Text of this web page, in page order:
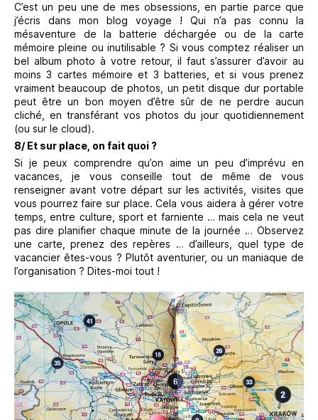
C’est un peu une de mes obsessions, en partie parce que
j’écris dans mon blog voyage ! Qui n’a pas connu la
mésaventure de la batterie déchargée ou de la carte
mémoire pleine ou inutilisable ? Si vous comptez réaliser un
bel album photo à votre retour, il faut s’assurer d’avoir au
moins 3 cartes mémoire et 3 batteries, et si vous prenez
vraiment beaucoup de photos, un petit disque dur portable
peut être un bon moyen d’être sûr de ne perdre aucun
cliché, en transférant vos photos du jour quotidiennement
(ou sur le cloud).
8/ Et sur place, on fait quoi ?
Si je peux comprendre qu’on aime un peu d’imprévu en
vacances, je vous conseille tout de même de vous
renseigner avant votre départ sur les activités, visites que
vous pourrez faire sur place. Cela vous aidera à gérer votre
temps, entre culture, sport et farniente … mais cela ne veut
pas dire planifier chaque minute de la journée … Observez
une carte, prenez des repères … d’ailleurs, quel type de
vacancier êtes-vous ? Plutôt aventurier, ou un maniaque de
l’organisation ? Dites-moi tout !